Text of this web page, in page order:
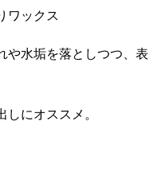
ワックス
や水垢を落としつつ、表
にオススメ。